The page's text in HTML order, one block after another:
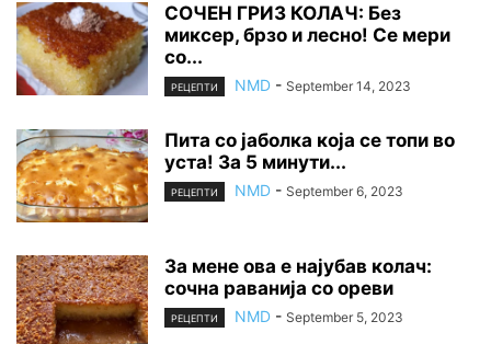
СОЧЕН ГРИЗ КОЛАЧ: Без
миксер, брзо и лесно! Се мери
со...
РЕЦЕПТИ NMD - September 14, 2023
Пита со јаболка која се топи во
уста! За 5 минути...
РЕЦЕПТИ NMD - September 6, 2023
За мене ова е најубав колач:
сочна раванија со ореви
РЕЦЕПТИ NMD - September 5, 2023